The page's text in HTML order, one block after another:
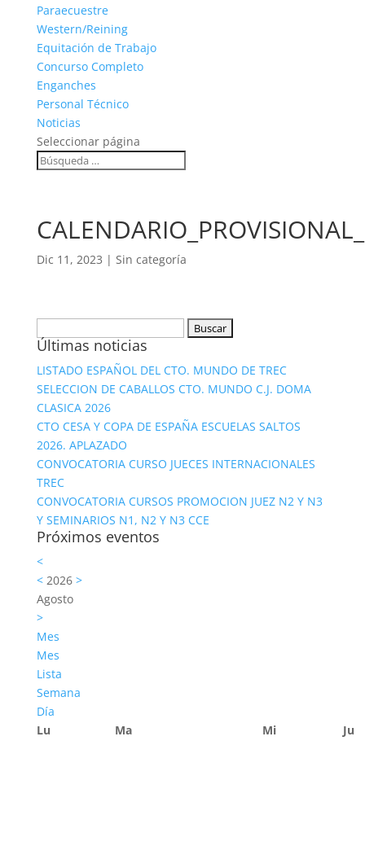
Paraecuestre
Western/Reining
Equitación de Trabajo
Concurso Completo
Enganches
Personal Técnico
Noticias
Seleccionar página
Dic 11, 2023 | Sin categoría
Últimas noticias
LISTADO ESPAÑOL DEL CTO. MUNDO DE TREC
SELECCION DE CABALLOS CTO. MUNDO C.J. DOMA
CLASICA 2026
CTO CESA Y COPA DE ESPAÑA ESCUELAS SALTOS
2026. APLAZADO
CONVOCATORIA CURSO JUECES INTERNACIONALES
TREC
CONVOCATORIA CURSOS PROMOCION JUEZ N2 Y N3
Y SEMINARIOS N1, N2 Y N3 CCE
Próximos eventos
<
<2026 >
Agosto
>
Mes
Mes
Lista
Semana
Día
Lu
Ma Mi Ju